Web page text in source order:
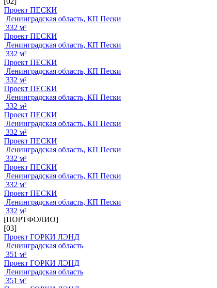
Проект ПЕСКИ
Ленинградская область, КП Пески
332 м²
Проект ПЕСКИ
Ленинградская область, КП Пески
332 м²
Проект ПЕСКИ
Ленинградская область, КП Пески
332 м²
Проект ПЕСКИ
Ленинградская область, КП Пески
332 м²
Проект ПЕСКИ
Ленинградская область, КП Пески
332 м²
Проект ПЕСКИ
Ленинградская область, КП Пески
332 м²
Проект ПЕСКИ
Ленинградская область, КП Пески
332 м²
Проект ПЕСКИ
Ленинградская область, КП Пески
332 м²
[ПОРТФОЛИО]
[03]
Проект ГОРКИ ЛЭНД
Ленинградская область
351 м²
Проект ГОРКИ ЛЭНД
Ленинградская область
351 м²